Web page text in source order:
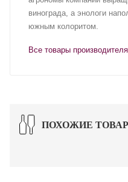
винограда, а энологи
южным колоритом.
Все товары
ПОХОЖИЕ